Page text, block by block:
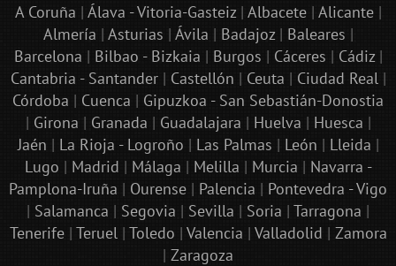
A Coruña | Álava - Vitoria-Gasteiz| Albacete| Alicante|
Almería | Asturias | Ávila | Badajoz| Baleares |
Barcelona | Bilbao - Bizkaia | Burgos | Cáceres | Cádiz|
Cantabria - Santander| Castellón | Ceuta | Ciudad Real |
Córdoba | Cuenca | Gipuzkoa - San Sebastián-Donostia
| Girona | Granada | Guadalajara | Huelva | Huesca |
Jaén | La Rioja - Logroño | Las Palmas | León | Lleida |
Lugo | Madrid | Málaga | Melilla | Murcia | Navarra -
Pamplona-Iruña | Ourense | Palencia | Pontevedra - Vigo
| Salamanca | Segovia | Sevilla | Soria | Tarragona |
Tenerife| Teruel | Toledo | Valencia | Valladolid | Zamora
| Zaragoza